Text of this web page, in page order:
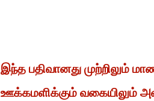
இந்த பதிவானது முற்றிலும்
ஊக்கமளிக்கும் வகையிலும்